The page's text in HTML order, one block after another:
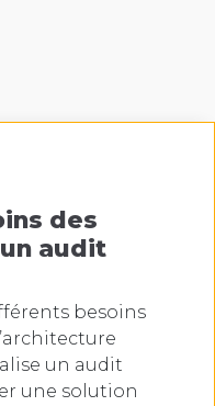
des
audit
besoins
un audit
une solution